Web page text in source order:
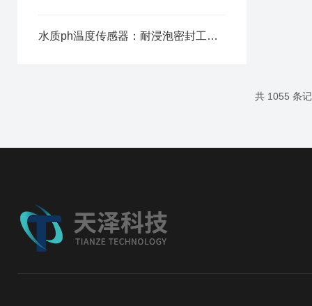
水质ph温度传感器：耐浸泡密封工艺，实时双参数同步上传
共 1055 条